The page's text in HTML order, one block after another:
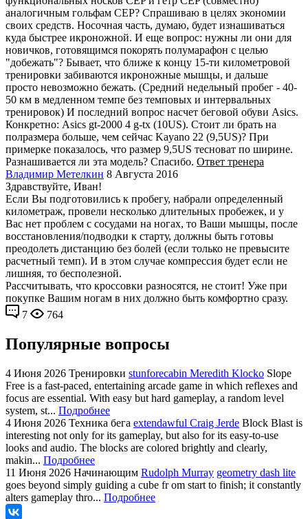
аналогичным гольфам CEP? Спрашиваю в целях экономии
своих средств. Носочная часть, думаю, будет изнашиваться
куда быстрее икроножной. И еще вопрос: нужны ли они для
новичков, готовящимся покорять полумарафон с целью
"добежать"? Бывает, что ближе к концу 15-ти километровой
тренировки забиваются икроножные мышцы, и дальше
просто невозможно бежать. (Средний недельный пробег - 40-
50 км в медленном темпе без темповых и интервальных
тренировок) И последний вопрос насчет беговой обуви Asics.
Конкретно: Asics gt-2000 4 g-tx (10US). Стоит ли брать на
полразмера больше, чем сейчас Kayano 22 (9,5US)? При
примерке показалось, что размер 9,5US тесноват по ширине.
Разнашивается ли эта модель? Спасибо. Ответ тренера
Владимир Метелкин 8 Августа 2016
Здравствуйте, Иван!
Если Вы подготовились к пробегу, набрали определенный
километраж, провели несколько длительных пробежек, и у
Вас нет проблем с сосудами на ногах, то Ваши мышцы, после
восстановления/подводки к старту, должны быть готовы
преодолеть дистанцию без болей (если только не превысите
расчетный темп). И в этом случае компрессия будет если не
лишняя, то бесполезной.
Рассчитывать, что кроссовки разносятся, не стоит! Уже при
покупке Вашим ногам в них должно быть комфортно сразу.
7
764
Популярные вопросы
4 Июня 2026 Тренировки stunforecabin Meredith Klocko Slope
Free is a fast-paced, entertaining arcade game in which reflexes and
focus are essential. With easy but hard gameplay, a random level
system, st... Подробнее
4 Июня 2026 Техника бега extendawful Craig Jerde Block Blast is
interesting not only for its gameplay, but also for its easy-to-use
looks and audio. The blocks are colored brightly and clearly,
makin... Подробнее
11 Июня 2026 Начинающим Rudolph Murray geometry dash lite
goes beyond simply guiding a cube fr om start to finish; it constantly
alters gameplay thro... Подробнее